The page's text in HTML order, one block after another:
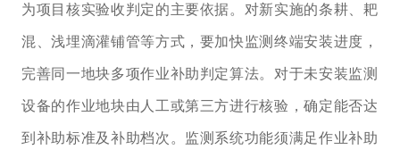
为项目核实验收判定的主要依据。 对新实施的条耕、耙
混、浅埋滴灌铺管等方式，要加快监测终端安装进度，
完善同一地块多项作业补助判定算法。对于未安装监测
设备的作业地块由人工或第三方进行核验，确定能否达
到补助标准及补助档次。 监测系统功能须满足作业补助